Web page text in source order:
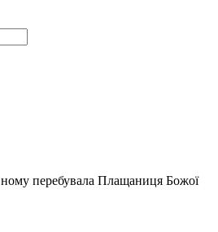
перебувала Плащаниця Божої